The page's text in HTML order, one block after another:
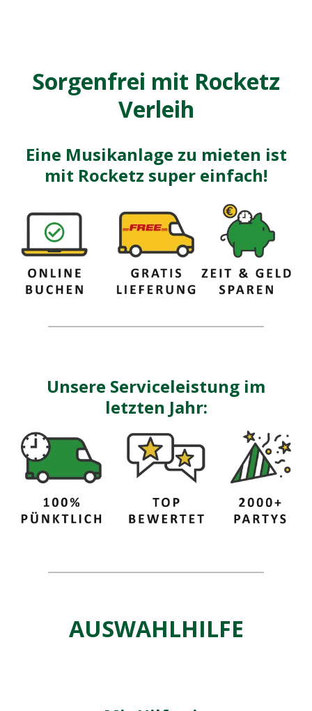
Sorgenfrei mit Rocketz
Verleih
Eine Musikanlage zu mieten ist
mit Rocketz super einfach!
Unsere Serviceleistung im
letzten Jahr:
AUSWAHLHILFE